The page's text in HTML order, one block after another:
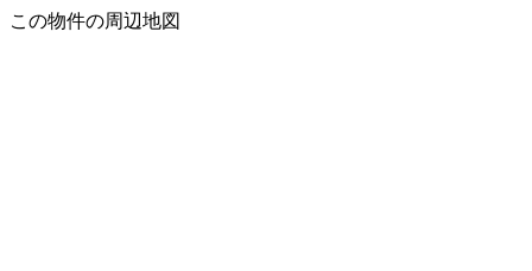
この物件の周辺地図